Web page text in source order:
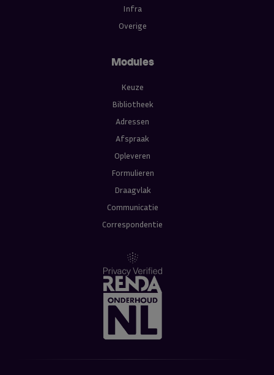
Infra
Overige
Modules
Keuze
Bibliotheek
Adressen
Afspraak
Opleveren
Formulieren
Draagvlak
Communicatie
Correspondentie